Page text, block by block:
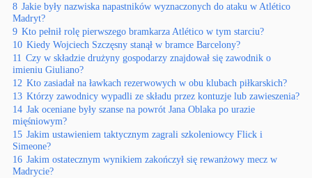
8 Jakie były nazwiska napastników wyznaczonych do ataku w Atlético
Madryt?
9 Kto pełnił rolę pierwszego bramkarza Atlético w tym starciu?
10 Kiedy Wojciech Szczęsny stanął w bramce Barcelony?
11 Czy w składzie drużyny gospodarzy znajdował się zawodnik o
imieniu Giuliano?
12 Kto zasiadał na ławkach rezerwowych w obu klubach piłkarskich?
13 Którzy zawodnicy wypadli ze składu przez kontuzje lub zawieszenia?
14 Jak oceniane były szanse na powrót Jana Oblaka po urazie
mięśniowym?
15 Jakim ustawieniem taktycznym zagrali szkoleniowcy Flick i
Simeone?
16 Jakim ostatecznym wynikiem zakończył się rewanżowy mecz w
Madrycie?